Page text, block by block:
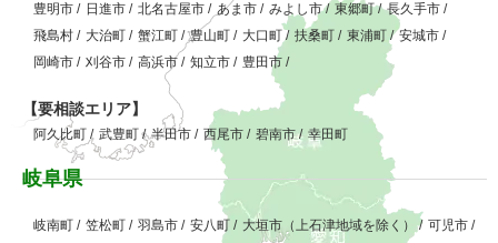
豊明市 / 日進市 / 北名古屋市 / あま市 / みよし市/ 東郷町/ 長久手市 /
飛島村 / 大治町 / 蟹江町 / 豊山町 / 大口町/ 扶桑町 / 東浦町 / 安城市 /
岡崎市 / 刈谷市 / 高浜市 / 知立市 / 豊田市 /
【要相談エリア】
阿久比町 / 武豊町/ 半田市 / 西尾市 / 碧南市/ 幸田町
岐阜県
岐南町 / 笠松町 / 羽島市 / 安八町 / 大垣市（上石津地域を除く） / 可児市 /